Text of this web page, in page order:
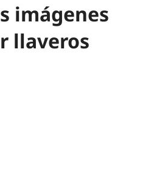
imágenes
llaveros